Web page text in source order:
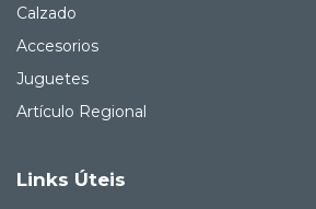
Calzado
Accesorios
Juguetes
Artículo Regional
Links Úteis